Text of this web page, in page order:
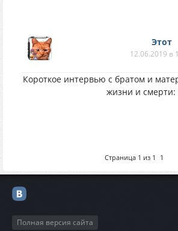
Этот
12.06.2019 в
Короткое интервью с братом и
жизни и смерти:
Страница 1 из 1 1
Полная версия сайта